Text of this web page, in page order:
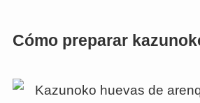
Cómo preparar